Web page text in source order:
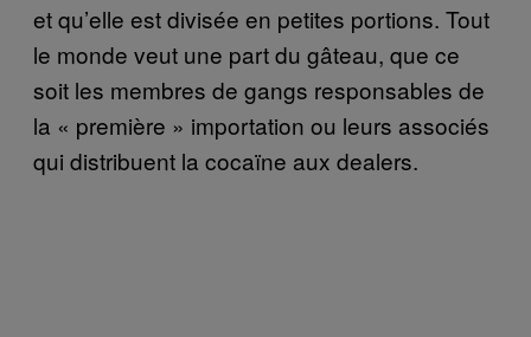
et qu’elle est divisée en petites portions. Tout
le monde veut une part du gâteau, que ce
soit les membres de gangs responsables de
la « première » importation ou leurs associés
qui distribuent la cocaïne aux dealers.